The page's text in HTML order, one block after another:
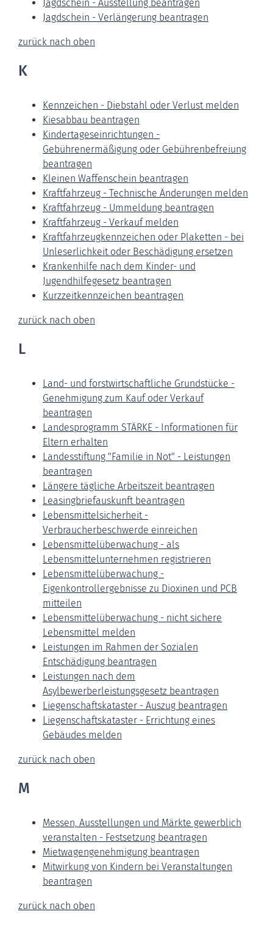
Jagdschein - Ausstellung beantragen
Jagdschein - Verlängerung beantragen
zurück nach oben
K
Kennzeichen - Diebstahl oder Verlust melden
Kiesabbau beantragen
Kindertageseinrichtungen -
Gebührenermäßigung oder Gebührenbefreiung
beantragen
Kleinen Waffenschein beantragen
Kraftfahrzeug - Technische Änderungen melden
Kraftfahrzeug - Ummeldung beantragen
Kraftfahrzeug - Verkauf melden
Kraftfahrzeugkennzeichen oder Plaketten - bei
Unleserlichkeit oder Beschädigung ersetzen
Krankenhilfe nach dem Kinder- und
Jugendhilfegesetz beantragen
Kurzzeitkennzeichen beantragen
zurück nach oben
L
Land- und forstwirtschaftliche Grundstücke -
Genehmigung zum Kauf oder Verkauf
beantragen
Landesprogramm STÄRKE - Informationen für
Eltern erhalten
Landesstiftung "Familie in Not" - Leistungen
beantragen
Längere tägliche Arbeitszeit beantragen
Leasingbriefauskunft beantragen
Lebensmittelsicherheit -
Verbraucherbeschwerde einreichen
Lebensmittelüberwachung - als
Lebensmittelunternehmen registrieren
Lebensmittelüberwachung -
Eigenkontrollergebnisse zu Dioxinen und PCB
mitteilen
Lebensmittelüberwachung - nicht sichere
Lebensmittel melden
Leistungen im Rahmen der Sozialen
Entschädigung beantragen
Leistungen nach dem
Asylbewerberleistungsgesetz beantragen
Liegenschaftskataster - Auszug beantragen
Liegenschaftskataster - Errichtung eines
Gebäudes melden
zurück nach oben
M
Messen, Ausstellungen und Märkte gewerblich
veranstalten - Festsetzung beantragen
Mietwagengenehmigung beantragen
Mitwirkung von Kindern bei Veranstaltungen
beantragen
zurück nach oben